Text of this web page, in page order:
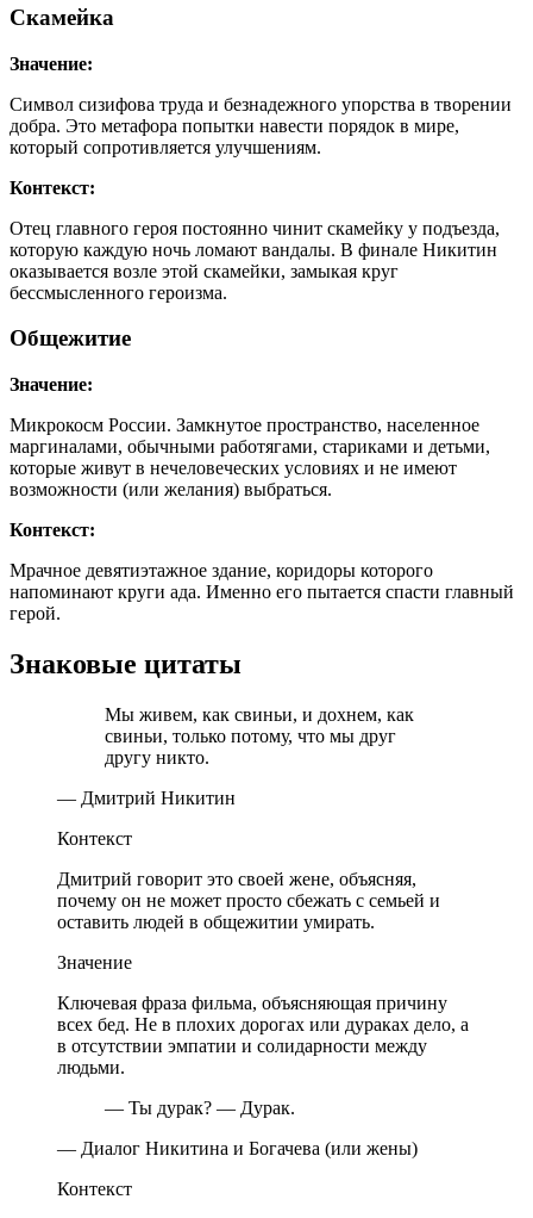
Скамейка
Значение:
Символ сизифова труда и безнадежного упорства в творении
добра. Это метафора попытки навести порядок в мире,
который сопротивляется улучшениям.
Контекст:
Отец главного героя постоянно чинит скамейку у подъезда,
которую каждую ночь ломают вандалы. В финале Никитин
оказывается возле этой скамейки, замыкая круг
бессмысленного героизма.
Общежитие
Значение:
Микрокосм России. Замкнутое пространство, населенное
маргиналами, обычными работягами, стариками и детьми,
которые живут в нечеловеческих условиях и не имеют
возможности (или желания) выбраться.
Контекст:
Мрачное девятиэтажное здание, коридоры которого
напоминают круги ада. Именно его пытается спасти главный
герой.
Знаковые цитаты
Мы живем, как свиньи, и дохнем, как
свиньи, только потому, что мы друг
другу никто.
— Дмитрий Никитин
Контекст
Дмитрий говорит это своей жене, объясняя,
почему он не может просто сбежать с семьей и
оставить людей в общежитии умирать.
Значение
Ключевая фраза фильма, объясняющая причину
всех бед. Не в плохих дорогах или дураках дело, а
в отсутствии эмпатии и солидарности между
людьми.
— Ты дурак? — Дурак.
— Диалог Никитина и Богачева (или жены)
Контекст